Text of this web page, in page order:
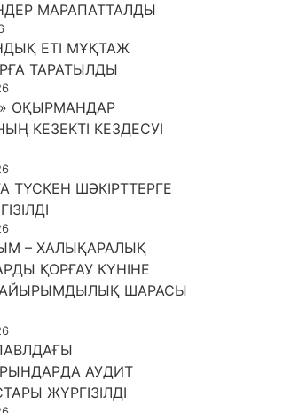
МАРАПАТТАЛДЫ
ЕТІ МҰҚТАЖ
ТАРАТЫЛДЫ
ОҚЫРМАНДАР
КЕЗЕКТІ КЕЗДЕСУІ
ТҮСКЕН ШӘКІРТТЕРГЕ
– ХАЛЫҚАРАЛЫҚ
ҚОРҒАУ КҮНІНЕ
ШАРАСЫ
АУДИТ
ЖҮРГІЗІЛДІ